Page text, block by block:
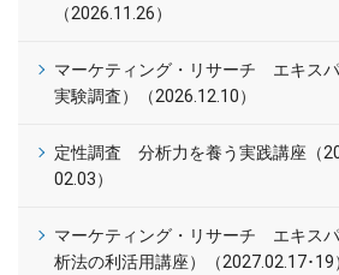
（2026.11.26）
マーケティング・リサーチ エキス
実験調査）（2026.12.10）
定性調査 分析力を養う実践講座（
02.03）
マーケティング・リサーチ エキス
析法の利活用講座）（2027.02.17･19